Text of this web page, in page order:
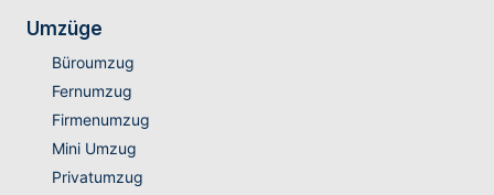
Umzüge
Büroumzug
Fernumzug
Firmenumzug
Mini Umzug
Privatumzug